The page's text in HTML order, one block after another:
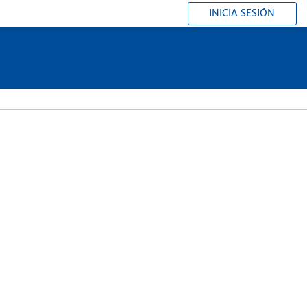
INICIA SESIÓN